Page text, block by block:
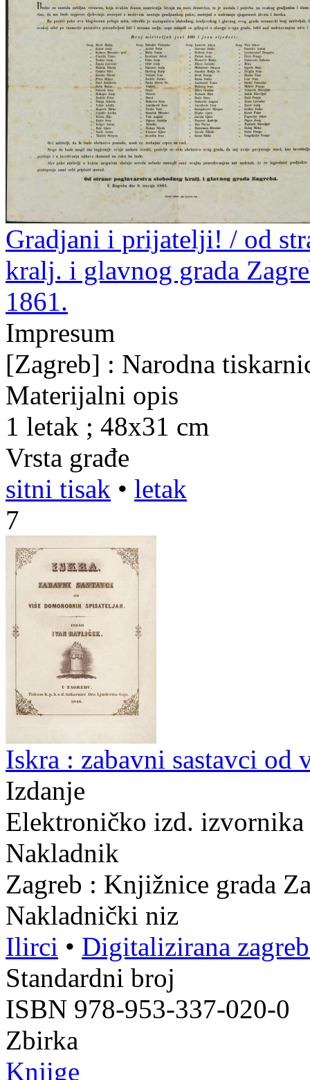
Gradjani i prijatelji! / od
kralj. i glavnog grada
1861.
Impresum
[Zagreb] : Narodna
Materijalni opis
1 letak ; 48x31 cm
Vrsta građe
sitni tisak • letak
7
Iskra : zabavni sastavci od
Izdanje
Elektroničko izd.
Nakladnik
Zagreb : Knjižnice grada
Nakladnički niz
Ilirci • Digitalizirana
Standardni broj
ISBN 978-953-337-020-0
Zbirka
Knjige